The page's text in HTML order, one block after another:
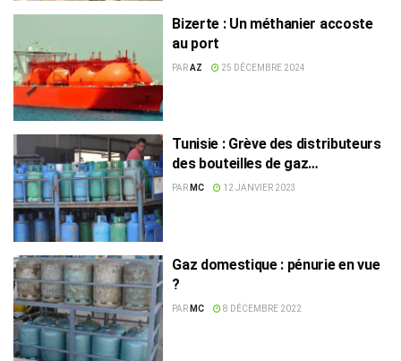
Bizerte : Un méthanier accoste
au port
PARAZ 25 DÉCEMBRE 2024
Tunisie : Grève des distributeurs
des bouteilles de gaz
domestique
PAR MC 12 JANVIER 2023
Gaz domestique : pénurie en vue
?
PAR MC 8 DÉCEMBRE 2022